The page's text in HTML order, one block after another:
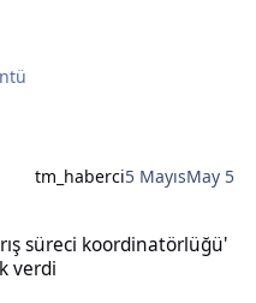
tm_haberci5 MayısMay 5
süreci koordinatörlüğü'
verdi